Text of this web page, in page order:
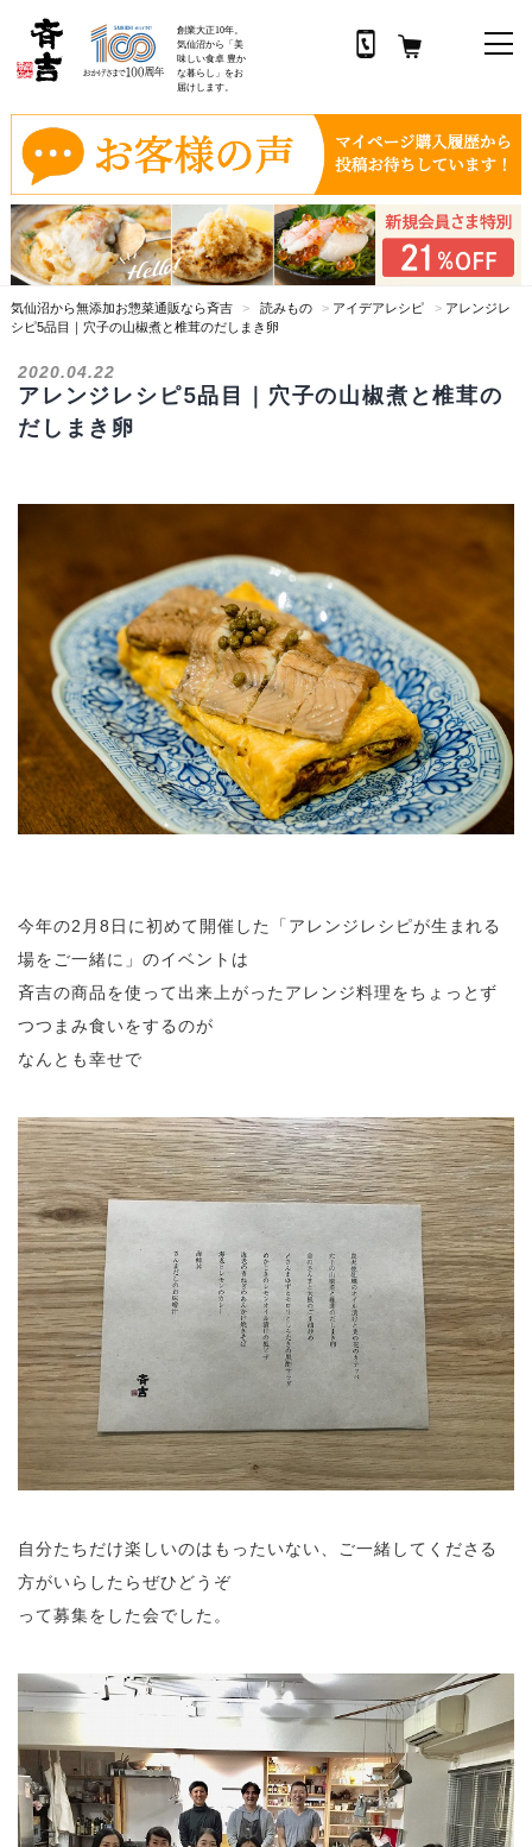
コ
ン
ツ
へ
ス
キ
創業大正10年。
気仙沼から「美
味しい食卓 豊か
な暮らし」をお
届けします。
気仙沼から無添加お惣菜通販なら斉吉 > 読みもの > アイデアレシピ > アレンジレ
シピ5品目｜穴子の山椒煮と椎茸のだしまき卵
2020.04.22
アレンジレシピ5品目｜穴子の山椒煮と椎茸の
だしまき卵
今年の2月8日に初めて開催した「アレンジレシピが生まれる
場をご一緒に」のイベントは
斉吉の商品を使って出来上がったアレンジ料理をちょっとず
つつまみ食いをするのが
なんとも幸せで
自分たちだけ楽しいのはもったいない、ご一緒してくださる
方がいらしたらぜひどうぞ
って募集をした会でした。